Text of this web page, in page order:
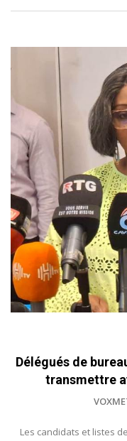
Délégués de
transmettre
Les candidats et listes